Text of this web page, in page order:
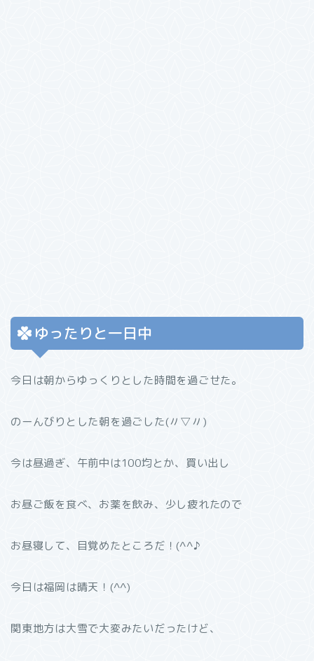
ゆったりと一日中
今日は朝からゆっくりとした時間を過ごせた。
のーんびりとした朝を過ごした(〃▽〃)
今は昼過ぎ、午前中は100均とか、買い出し
お昼ご飯を食べ、お薬を飲み、少し疲れたので
お昼寝して、目覚めたところだ！(^^♪
今日は福岡は晴天！(^^)
関東地方は大雪で大変みたいだったけど、